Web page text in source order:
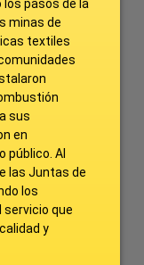
los pasos de la
minas de
textiles
sus
en
público. Al
las Juntas de
los
servicio que
y